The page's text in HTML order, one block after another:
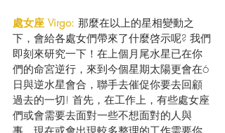
處女座 Virgo: 那麼在以上的星相變動之
下，會給各處女們帶來了什麼啓示呢? 我們
即刻來研究一下！在上個月尾水星已在你
們的命宮逆行，來到今個星期太陽更會在6
日與逆水星會合，聯手去催促你要去回顧
過去的一切! 首先，在工作上，有些處女座
們或會需要去面對一些不想面對的人與